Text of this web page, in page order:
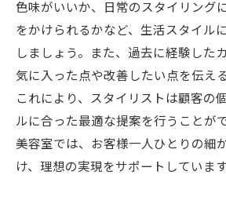
色味がいいか、日常のスタイリング
をかけられるかなど、生活スタイル
しましょう。また、過去に経験した
気に入った点や改善したい点を伝え
これにより、スタイリストは顧客の
ルに合った最適な提案を行うことが
美容室では、お客様一人ひとりの細
け、理想の実現をサポートしています